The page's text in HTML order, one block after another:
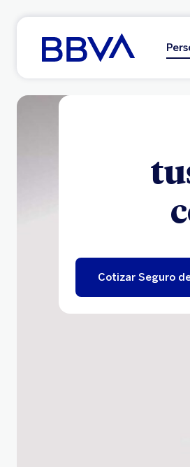
Ir al contenido principal
Cotizar Seguro